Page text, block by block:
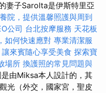
妻子Sarolta是伊斯特里亞
院，提供溫馨照護與周到
公司 台北按摩服務 天花板
如何快速應對 專業清潔服
來賓隨心享受美食 探索寶
場所 換護照的常見問題與
由Miksa本人設計的，其
光（外交，國家宮，聖皮